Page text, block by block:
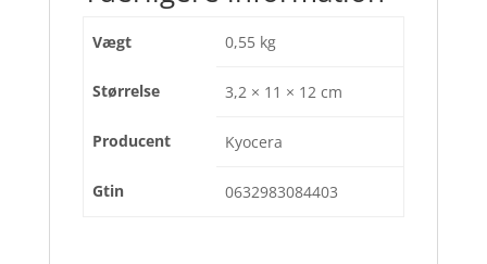
Vægt 0,55 kg
Størrelse 3,2 × 11 × 12 cm
Producent Kyocera
Gtin 0632983084403